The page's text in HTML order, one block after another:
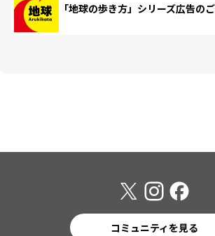
「地球の歩き方」シリーズ広告の
コミュニティを見る